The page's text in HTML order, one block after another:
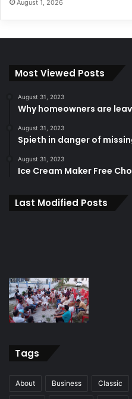
August 1, 2026
Most Viewed Posts
August 31, 2023
Why homeowners are
August 31, 2023
Spieth in danger of
August 31, 2023
Ice Cream Maker Free
Last Modified Posts
Tags
About Business Classic